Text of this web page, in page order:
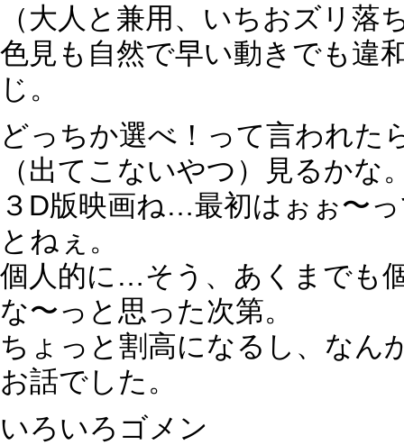
（大人と兼用、いちおズリ
色見も自然で早い動きでも違
じ。
どっちか選べ！って言われ
（出てこないやつ）見るかな
３D版映画ね…最初はぉぉ〜
とねぇ。
個人的に…そう、あくまでも
な〜っと思った次第。
ちょっと割高になるし、なん
お話でした。
いろいろゴメン